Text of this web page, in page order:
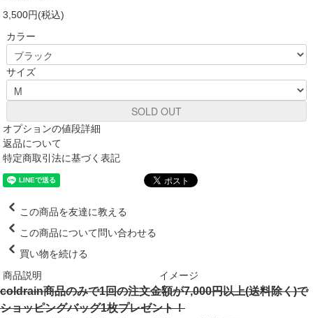
3,500円(税込)
カラー
サイズ
SOLD OUT
オプションの値段詳細
返品について
特定商取引法に基づく表記
この商品を友達に教える
この商品について問い合わせる
買い物を続ける
商品説明
イメージ
coldrain商品のみで1回の注文金額が7,000円以上(送料除く)で
ショッピングバッグ1枚プレゼント！